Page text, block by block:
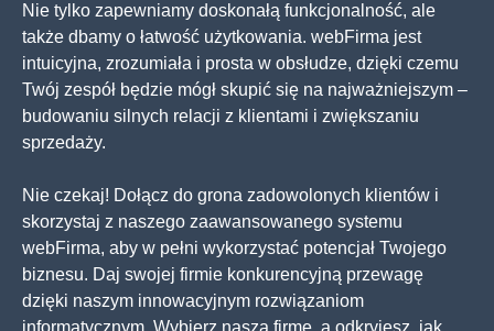
Nie tylko zapewniamy doskonałą funkcjonalność, ale
także dbamy o łatwość użytkowania. webFirma jest
intuicyjna, zrozumiała i prosta w obsłudze, dzięki czemu
Twój zespół będzie mógł skupić się na najważniejszym –
budowaniu silnych relacji z klientami i zwiększaniu
sprzedaży.
Nie czekaj! Dołącz do grona zadowolonych klientów i
skorzystaj z naszego zaawansowanego systemu
webFirma, aby w pełni wykorzystać potencjał Twojego
biznesu. Daj swojej firmie konkurencyjną przewagę
dzięki naszym innowacyjnym rozwiązaniom
informatycznym. Wybierz naszą firmę, a odkryjesz, jak